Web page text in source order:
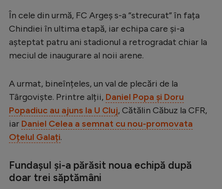
Clasamente
Handbal
Natație
Formula 1
Gimnastică
Rugby
În cele din urmă, FC Argeș s-a ”strecurat” în fața
Chindiei în ultima etapă, iar echipa care și-a
așteptat patru ani stadionul a retrogradat chiar la
meciul de inaugurare al noii arene.
A urmat, bineînțeles, un val de plecări de la
Târgoviște. Printre alții, Daniel Popa și Doru
Popadiuc au ajuns la U Cluj, Cătălin Căbuz la CFR,
iar Daniel Celea a semnat cu nou-promovata
Oțelul Galați.
Fundașul și-a părăsit noua echipă după
doar trei săptămâni